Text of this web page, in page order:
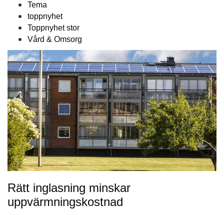
Tema
toppnyhet
Toppnyhet stor
Vård & Omsorg
Rätt inglasning minskar
uppvärmningskostnad